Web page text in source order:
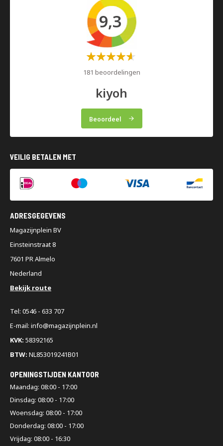
9,3
Waardering:
181 beoordelingen
kiyoh
Beoordeel
VEILIG BETALEN MET
ADRESGEGEVENS
Magazijnplein BV
Einsteinstraat 8
7601 PR Almelo
Nederland
Bekijk route
Tel: 0546 - 633 707
E-mail: info@magazijnplein.nl
KVK: 58392165
BTW: NL853019241B01
OPENINGSTIJDEN KANTOOR
Maandag: 08:00 - 17:00
Dinsdag: 08:00 - 17:00
Woensdag: 08:00 - 17:00
Donderdag: 08:00 - 17:00
Vrijdag: 08:00 - 16:30